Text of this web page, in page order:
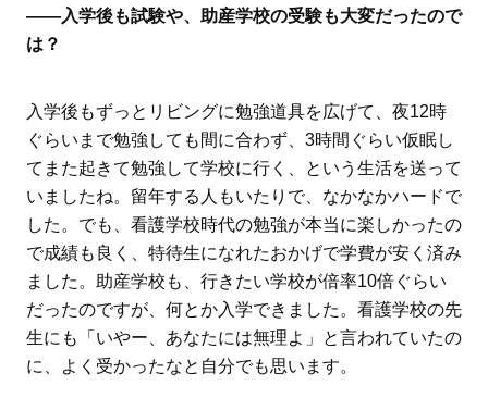
――入学後も試験や、助産学校の受験も大変だったので
は？
入学後もずっとリビングに勉強道具を広げて、夜12時
ぐらいまで勉強しても間に合わず、3時間ぐらい仮眠し
てまた起きて勉強して学校に行く、という生活を送って
いましたね。留年する人もいたりで、なかなかハードで
した。でも、看護学校時代の勉強が本当に楽しかったの
で成績も良く、特待生になれたおかげで学費が安く済み
ました。助産学校も、行きたい学校が倍率10倍ぐらい
だったのですが、何とか入学できました。看護学校の先
生にも「いやー、あなたには無理よ」と言われていたの
に、よく受かったなと自分でも思います。